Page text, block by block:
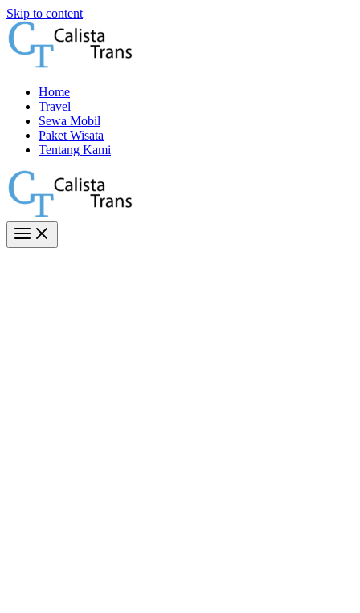
Skip to content
Home
Travel
Sewa Mobil
Paket Wisata
Tentang Kami